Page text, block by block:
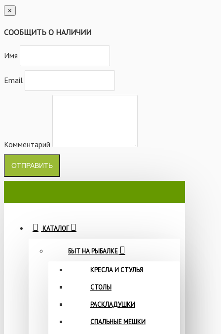
×
СООБЩИТЬ О НАЛИЧИИ
Имя
Email
Комментарий
ОТПРАВИТЬ
КАТАЛОГ
БЫТ НА РЫБАЛКЕ
КРЕСЛА И СТУЛЬЯ
СТОЛЫ
РАСКЛАДУШКИ
СПАЛЬНЫЕ МЕШКИ